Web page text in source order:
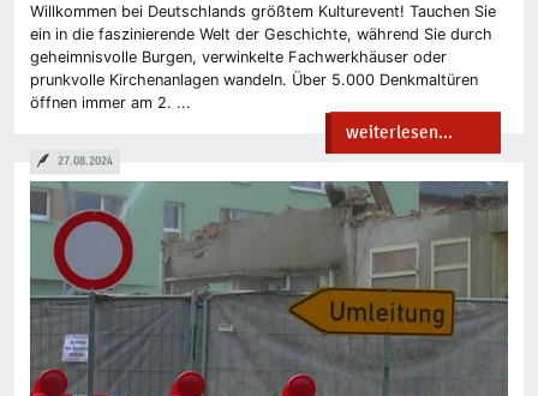
Willkommen bei Deutschlands größtem Kulturevent! Tauchen Sie
ein in die faszinierende Welt der Geschichte, während Sie durch
geheimnisvolle Burgen, verwinkelte Fachwerkhäuser oder
prunkvolle Kirchenanlagen wandeln. Über 5.000 Denkmaltüren
öffnen immer am 2. ...
weiterlesen...
27.08.2024